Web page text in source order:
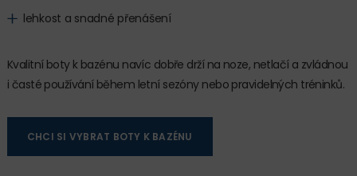
lehkost a snadné přenášení
Kvalitní boty k bazénu navíc dobře drží na noze, netlačí a zvládnou
i časté používání během letní sezóny nebo pravidelných tréninků.
CHCI SI VYBRAT BOTY K BAZÉNU